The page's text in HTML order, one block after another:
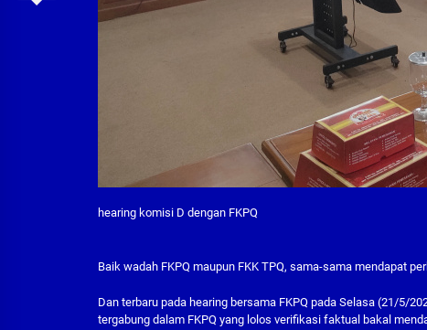
hearing komisi D dengan FKPQ
Baik wadah FKPQ maupun FKK TPQ, sama-sama mendapat
Dan terbaru pada hearing bersama FKPQ pada Selasa (21/5/
tergabung dalam FKPQ yang lolos verifikasi faktual bakal